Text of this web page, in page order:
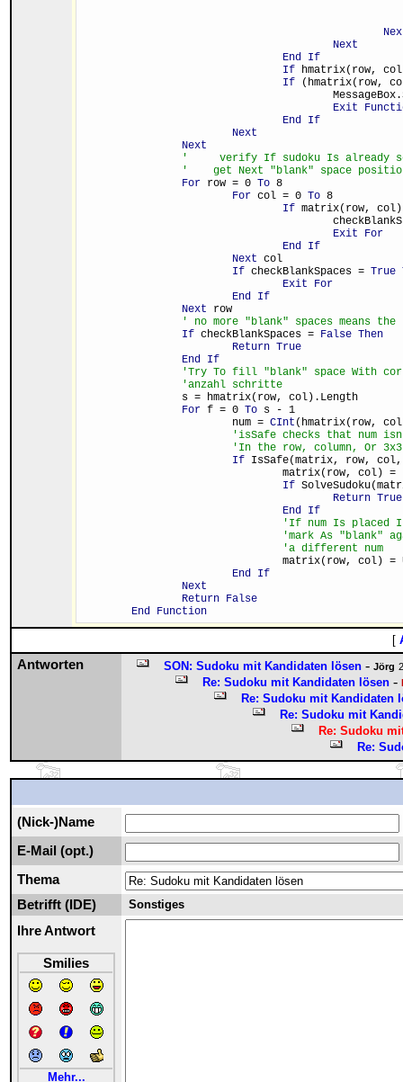
Next
End If
If hmatrix(row,
If (hmatrix(row,
Exit
End If
Next
Next
'     verify If sudoku Is already
'    get Next "blank" space
For row = 0 To 8
For col = 0 To 8
If matrix(row, col)
Exit For
End If
Next col
If checkBlankSpaces = True
Exit For
End If
Next row
' no more "blank" spaces means
If checkBlankSpaces = False Then
Return True
End If
'Try To fill "blank" space With
'anzahl schritte
		s = hmatrix(row, col).Length
For f = 0 To s - 1
			num =
CInt (hmatrix(row,
'isSafe checks that num
'In the row, column, Or
If IsSafe(matrix, row,
matrix(row, col) =
If
Return True
End If
'If num Is placed
'mark As "blank"
'a different num
matrix(row, col)
End If
Next
Return False
End Function
[
Antworten SON: Sudoku mit Kandidaten lösen - Jörg
Re: Sudoku mit Kandidaten lösen -
Re: Sudoku mit Kandidaten
Re: Sudoku mit
Re: Sudoku
Re:
(Nick-)Name
E-Mail (opt.)
Thema
Betrifft (IDE)
Sonstiges
Ihre Antwort
Smilies
Mehr...